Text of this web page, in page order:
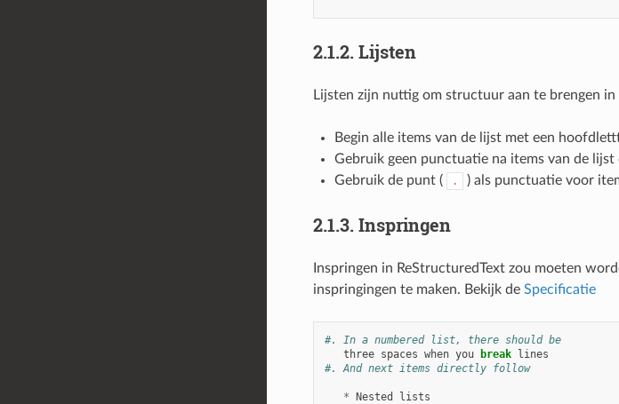
2.1.2. Lijsten
Lijsten zijn nuttig om structuur aan te brengen
Begin alle items van de lijst met een
Gebruik geen punctuatie na items van de
Gebruik de punt (
. ) als punctuatie voor
2.1.3. Inspringen
Inspringen in ReStructuredText zou moeten
inspringingen te maken. Bekijk de Specificatie
#. In a numbered list, there should be
three spaces when you break
lines
#. And next items directly follow
* Nested
lists